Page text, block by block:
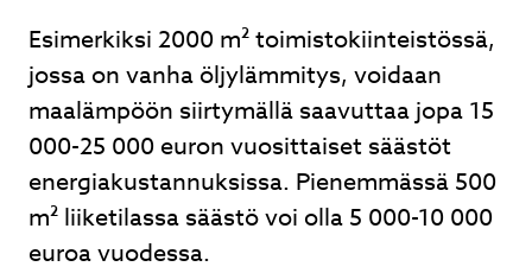
Esimerkiksi 2000 m² toimistokiinteistössä,
jossa on vanha öljylämmitys, voidaan
maalämpöön siirtymällä saavuttaa jopa 15
000-25 000 euron vuosittaiset säästöt
energiakustannuksissa. Pienemmässä 500
m² liiketilassa säästö voi olla 5 000-10 000
euroa vuodessa.